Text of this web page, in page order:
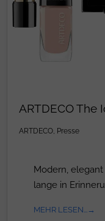
ARTDECO The
ARTDECO Presse
Modern,
lange in
MEHR LESEN...